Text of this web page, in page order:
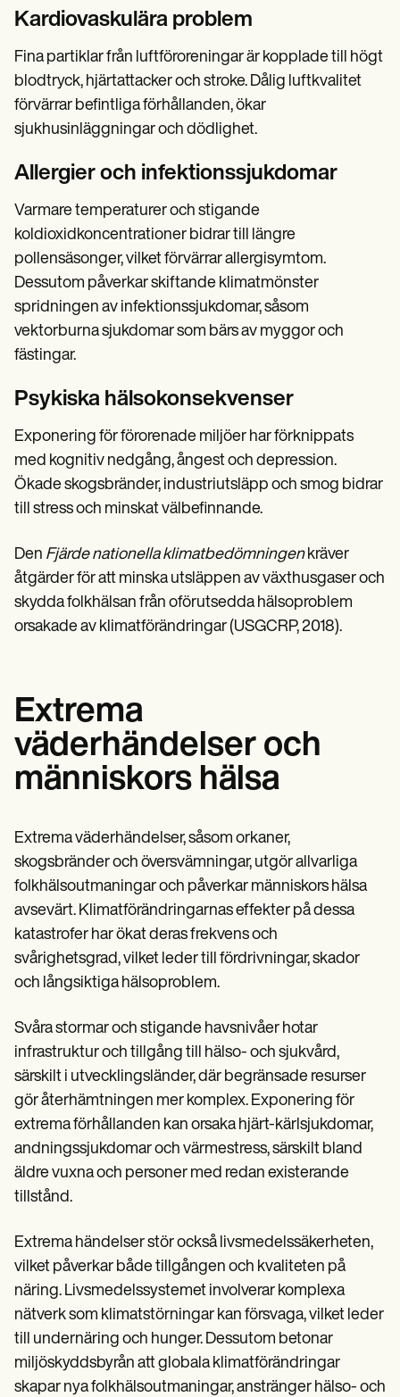
Kardiovaskulära problem
Fina partiklar från luftföroreningar är kopplade till högt
blodtryck, hjärtattacker och stroke. Dålig luftkvalitet
förvärrar befintliga förhållanden, ökar
sjukhusinläggningar och dödlighet.
Allergier och infektionssjukdomar
Varmare temperaturer och stigande
koldioxidkoncentrationer bidrar till längre
pollensäsonger, vilket förvärrar allergisymtom.
Dessutom påverkar skiftande klimatmönster
spridningen av infektionssjukdomar, såsom
vektorburna sjukdomar som bärs av myggor och
fästingar.
Psykiska hälsokonsekvenser
Exponering för förorenade miljöer har förknippats
med kognitiv nedgång, ångest och depression.
Ökade skogsbränder, industriutsläpp och smog bidrar
till stress och minskat välbefinnande.
Den Fjärde nationella klimatbedömningenkräver
åtgärder för att minska utsläppen av växthusgaser och
skydda folkhälsan från oförutsedda hälsoproblem
orsakade av klimatförändringar (USGCRP, 2018).
Extrema
väderhändelser och
människors hälsa
Extrema väderhändelser, såsom orkaner,
skogsbränder och översvämningar, utgör allvarliga
folkhälsoutmaningar och påverkar människors hälsa
avsevärt. Klimatförändringarnas effekter på dessa
katastrofer har ökat deras frekvens och
svårighetsgrad, vilket leder till fördrivningar, skador
och långsiktiga hälsoproblem.
Svåra stormar och stigande havsnivåer hotar
infrastruktur och tillgång till hälso- och sjukvård,
särskilt i utvecklingsländer, där begränsade resurser
gör återhämtningen mer komplex. Exponering för
extrema förhållanden kan orsaka hjärt-kärlsjukdomar,
andningssjukdomar och värmestress, särskilt bland
äldre vuxna och personer med redan existerande
tillstånd.
Extrema händelser stör också livsmedelssäkerheten,
vilket påverkar både tillgången och kvaliteten på
näring. Livsmedelssystemet involverar komplexa
nätverk som klimatstörningar kan försvaga, vilket leder
till undernäring och hunger. Dessutom betonar
miljöskyddsbyrån att globala klimatförändringar
skapar nya folkhälsoutmaningar, anstränger hälso- och